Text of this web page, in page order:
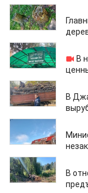
31.01.2023
18.10.2022
В
16.10.2022
В
20.08.2022
В